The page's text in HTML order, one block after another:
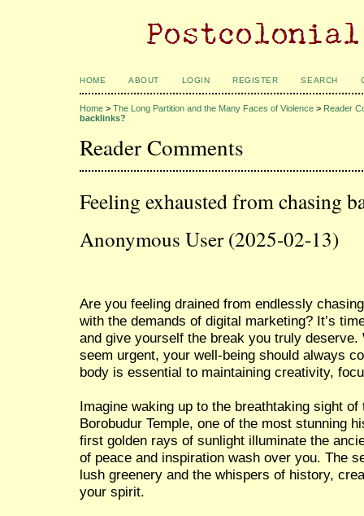
HOME ABOUT LOGIN REGISTER SEARCH
Home > The Long Partition and the Many Faces of Violence > Reader
backlinks?
Reader Comments
Feeling exhausted from chasing
Anonymous User (2025-02-13)
Are you feeling drained from endlessly
with the demands of digital marketing? It’s
and give yourself the break you truly
seem urgent, your well-being should always
body is essential to maintaining creativity,
Imagine waking up to the breathtaking sight
Borobudur Temple, one of the most stunning
first golden rays of sunlight illuminate the
of peace and inspiration wash over you. The
lush greenery and the whispers of history,
your spirit.